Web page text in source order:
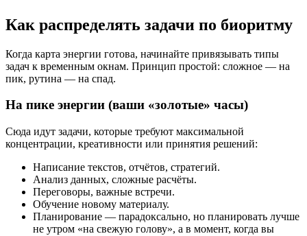
Как распределять задачи по биоритму
Когда карта энергии готова, начинайте привязывать типы
задач к временным окнам. Принцип простой: сложное — на
пик, рутина — на спад.
На пике энергии (ваши «золотые» часы)
Сюда идут задачи, которые требуют максимальной
концентрации, креативности или принятия решений:
Написание текстов, отчётов, стратегий.
Анализ данных, сложные расчёты.
Переговоры, важные встречи.
Обучение новому материалу.
Планирование — парадоксально, но планировать лучше
не утром «на свежую голову», а в момент, когда вы